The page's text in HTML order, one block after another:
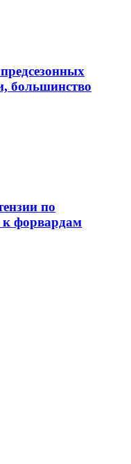
большинство
по
к форвардам